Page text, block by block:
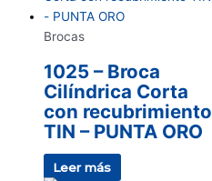
Brocas
1025 – Broca
Cilíndrica Corta
con recubrimiento
TIN – PUNTA ORO
Leer más